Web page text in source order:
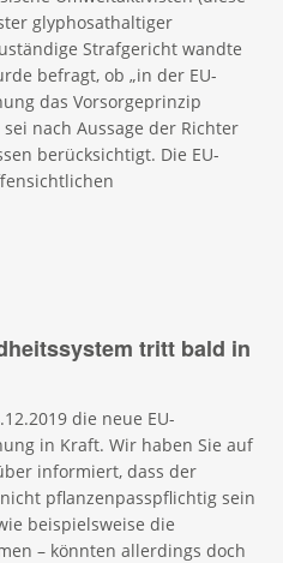
glyphosathaltiger
Strafgericht wandte
befragt, ob „in der EU-
das Vorsorgeprinzip
nach Aussage der Richter
berücksichtigt. Die EU-
tritt bald in
die neue EU-
in Kraft. Wir haben Sie auf
informiert, dass der
pflanzenpasspflichtig sein
beispielsweise die
– könnten allerdings doch